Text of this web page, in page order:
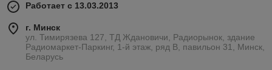
Работает с 13.03.2013
г. Минск
ул. Тимирязева 127, ТД Ждановичи, Радиорынок, здание
Радиомаркет-Паркинг, 1-й этаж, ряд В, павильон 31, Минск,
Беларусь